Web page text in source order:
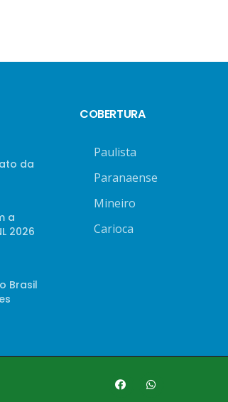
da
a
2026
Brasil
COBERTURA
Paulista
Paranaense
Mineiro
Carioca